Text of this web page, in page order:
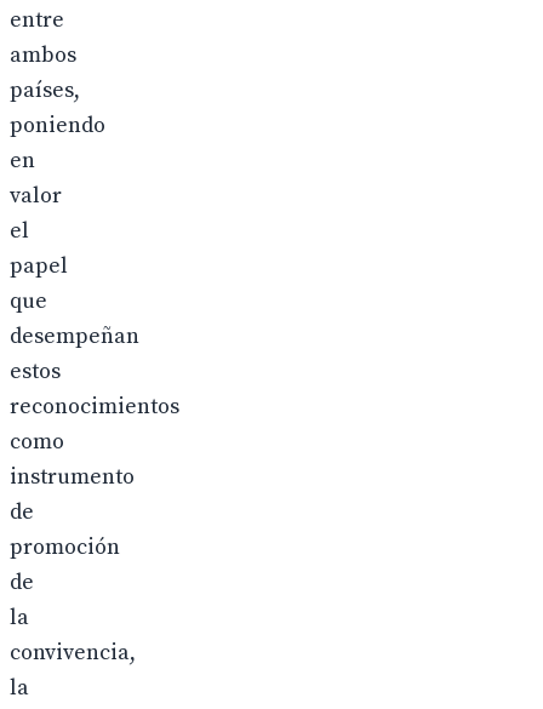
entre
ambos
países,
poniendo
en
valor
el
papel
que
desempeñan
estos
reconocimientos
como
instrumento
de
promoción
de
la
convivencia,
la